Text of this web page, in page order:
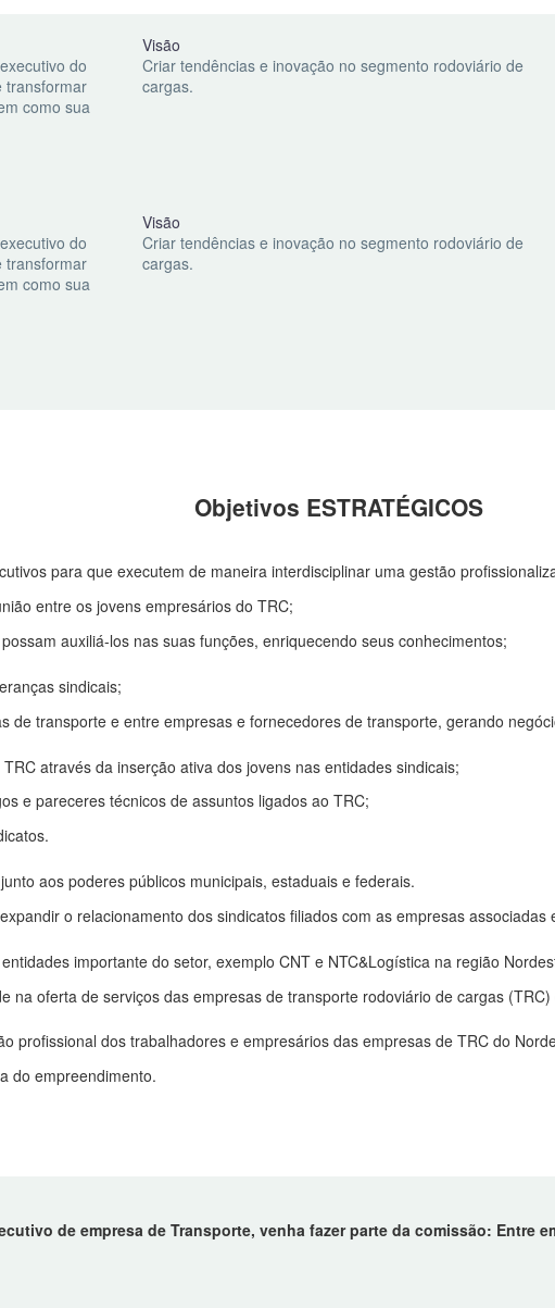
do
transformar
como sua
Visão
Criar tendências e inovação no segmento rodoviário de
cargas.
do
transformar
como sua
Visão
Criar tendências e inovação no segmento rodoviário de
cargas.
Objetivos ESTRATÉGICOS
para que executem de maneira interdisciplinar uma gestão
entre os jovens empresários do TRC;
auxiliá-los nas suas funções, enriquecendo seus conhecimentos;
sindicais;
de transporte e entre empresas e fornecedores de transporte, gerando
através da inserção ativa dos jovens nas entidades sindicais;
e pareceres técnicos de assuntos ligados ao TRC;
aos poderes públicos municipais, estaduais e federais.
o relacionamento dos sindicatos filiados com as empresas associadas
importante do setor, exemplo CNT e NTC&Logística na região
na oferta de serviços das empresas de transporte rodoviário de cargas
profissional dos trabalhadores e empresários das empresas de TRC do
do empreendimento.
de empresa de Transporte, venha fazer parte da comissão: Entre